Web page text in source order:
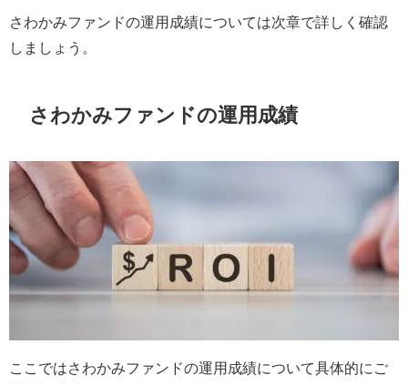
さわかみファンドの運用成績については次章で詳しく確認
しましょう。
さわかみファンドの運用成績
ここではさわかみファンドの運用成績について具体的にご